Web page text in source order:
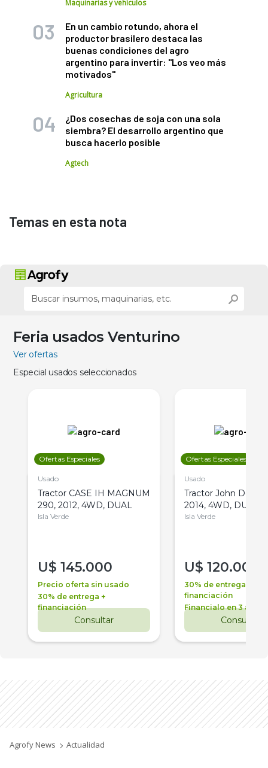
Maquinarias y vehículos
En un cambio rotundo, ahora el
productor brasilero destaca las
buenas condiciones del agro
argentino para invertir: "Los veo más
motivados"
Agricultura
¿Dos cosechas de soja con una sola
siembra? El desarrollo argentino que
busca hacerlo posible
Agtech
Temas en esta nota
Feria usados Venturino
Ver ofertas
Especial usados seleccionados
Ofertas Especiales
Usado
Tractor CASE IH MAGNUM
290, 2012, 4WD, DUAL
Isla Verde
U$ 145.000
Precio oferta sin usado
30% de entrega +
financiación
Consultar
Ofertas Especiales
Usado
Tractor John Deere
2014, 4WD, DUAL
Isla Verde
U$ 120.000
30% de entrega +
financiación
Financialo en 3 años
Consultar
Agrofy News Actualidad